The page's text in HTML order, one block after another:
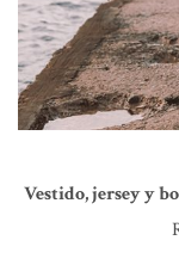
Vestido, jersey y